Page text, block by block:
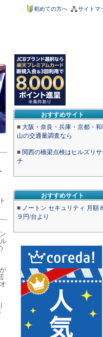
サイトマ
初めての方へ
おすすめサイト
■ 大阪・奈良・兵庫・京都・和
山の交通量調査なら
■ 関西の橋梁点検はヒルズリサ
チ
おすすめサイト
■ ノートン セキュリティ 月額
９円/台より